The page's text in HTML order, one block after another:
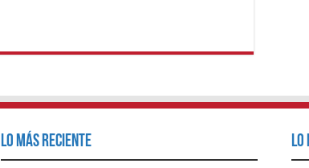
Lo Más Reciente Lo